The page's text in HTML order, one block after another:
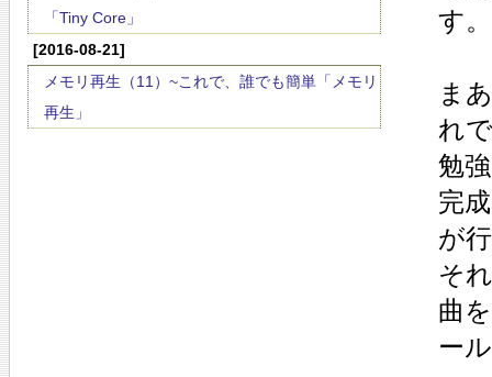
「Tiny Core」
[2016-08-21]
メモリ再生（11）~これで、誰でも簡単「メモリ
再生」
す。
ま
れ
勉
完
が
そ
曲
ー